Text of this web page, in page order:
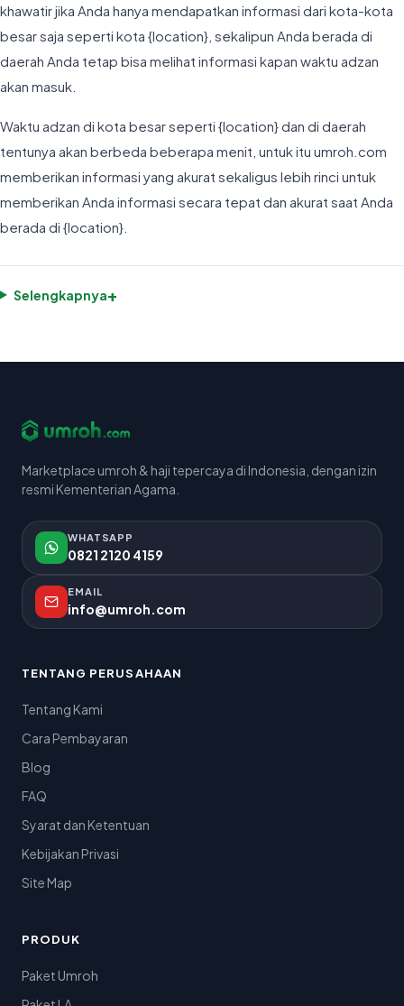
khawatir jika Anda hanya mendapatkan informasi dari kota-kota
besar saja seperti kota {location}, sekalipun Anda berada di
daerah Anda tetap bisa melihat informasi kapan waktu adzan
akan masuk.
Waktu adzan di kota besar seperti {location} dan di daerah
tentunya akan berbeda beberapa menit, untuk itu umroh.com
memberikan informasi yang akurat sekaligus lebih rinci untuk
memberikan Anda informasi secara tepat dan akurat saat Anda
berada di {location}.
Selengkapnya+
Marketplace umroh & haji tepercaya di Indonesia, dengan izin
resmi Kementerian Agama.
WHATSAPP
0821 2120 4159
EMAIL
info@umroh.com
TENTANG PERUSAHAAN
Tentang Kami
Cara Pembayaran
Blog
FAQ
Syarat dan Ketentuan
Kebijakan Privasi
Site Map
PRODUK
Paket Umroh